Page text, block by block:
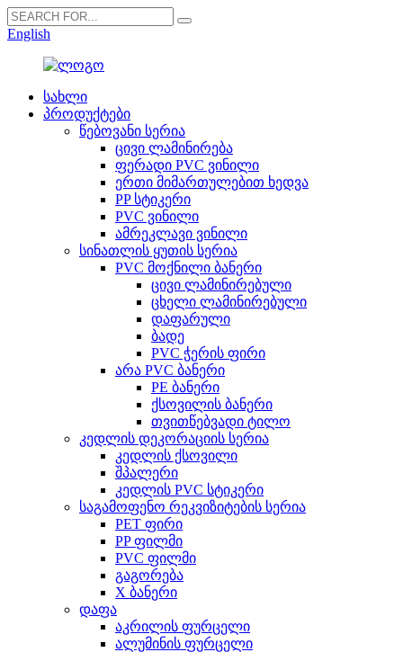
English
სახლი
პროდუქტები
წებოვანი სერია
ცივი ლამინირება
ფერადი PVC ვინილი
ერთი მიმართულებით ხედვა
PP სტიკერი
PVC ვინილი
ამრეკლავი ვინილი
სინათლის ყუთის სერია
PVC მოქნილი ბანერი
ცივი ლამინირებული
ცხელი ლამინირებული
დაფარული
ბადე
PVC ჭერის ფირი
არა PVC ბანერი
PE ბანერი
ქსოვილის ბანერი
თვითწებვადი ტილო
კედლის დეკორაციის სერია
კედლის ქსოვილი
შპალერი
კედლის PVC სტიკერი
საგამოფენო რეკვიზიტების სერია
PET ფირი
PP ფილმი
PVC ფილმი
გაგორება
X ბანერი
დაფა
აკრილის ფურცელი
ალუმინის ფურცელი